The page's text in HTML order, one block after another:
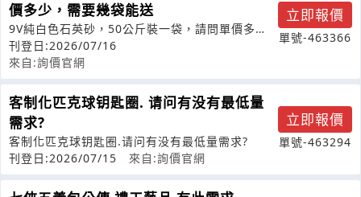
價多少，需要幾袋能送
9V純白色石英砂，50公斤裝一袋，請問單價多
少，需要幾袋能送
刊登日:2026/07/16
來自:詢價官網
立即報價
單號-463366
客制化匹克球钥匙圈. 请问有没有最低量
需求?
客制化匹克球钥匙圈.请问有没有最低量需求?
刊登日:2026/07/15
來自:詢價官網
立即報價
單號-463294